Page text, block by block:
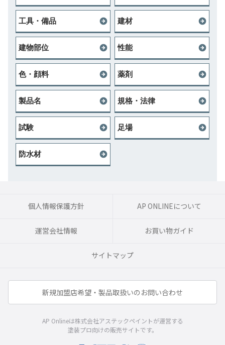
工具・備品 建材
建物部位 性能
色・顔料 薬剤
製品名 規格・法律
試験 足場
防水材
個人情報保護方針 AP ONLINEについて
運営会社情報 お買い物ガイド
サイトマップ
新規加盟店希望・製品取扱いのお問い合わせ
AP Onlineは株式会社アステックペイントが運営する
塗装プロ向けの販売サイトです。